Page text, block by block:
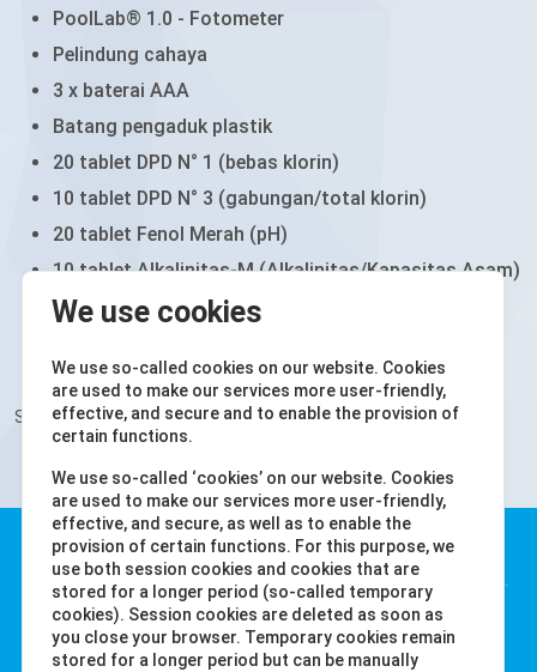
We use cookies
We use so-called cookies on our website. Cookies
are used to make our services more user-friendly,
effective, and secure and to enable the provision of
certain functions.
We use so-called ‘cookies’ on our website. Cookies
are used to make our services more user-friendly,
effective, and secure, as well as to enable the
provision of certain functions. For this purpose, we
use both session cookies and cookies that are
stored for a longer period (so-called temporary
cookies). Session cookies are deleted as soon as
you close your browser. Temporary cookies remain
stored for a longer period but can be manually
PoolLab® 1.0 - Fotometer
Pelindung cahaya
3 x baterai AAA
Batang pengaduk plastik
20 tablet DPD N° 1 (bebas klorin)
10 tablet DPD N° 3 (gabungan/total klorin)
20 tablet Fenol Merah (pH)
10 tablet Alkalinitas-M (Alkalinitas/Kapasitas Asam)
10 tablet CYA-Test (Asam Sianurat / Penstabil)
Semua tablet adalah kelas Photometer!
Water-i.d. GmbH
Daimlerstr. 20
76344 Eggenstein